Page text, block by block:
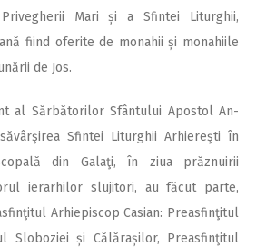
Mari și a Sfintei Liturghii,
fiind oferite de monahii și monahiile
de Jos.
al Săr­bătorilor Sfântului Apostol An­
Sfintei Liturghii Arhiereşti în
din Galaţi, în ziua prăznuirii
ierarhilor slujitori, au făcut parte,
Arhiepiscop Casian: Preasfinţitul
Sloboziei și Călărașilor, Preasfinţitul